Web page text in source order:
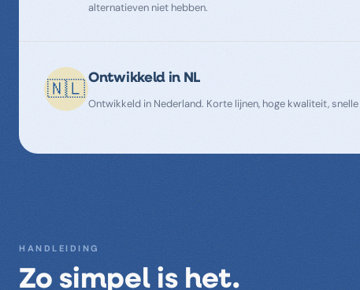
alternatieven niet hebben.
🇳🇱 Ontwikkeld in NL
Ontwikkeld in Nederland. Korte lijnen, hoge kwaliteit, snelle
HANDLEIDING
Zo simpel is het.